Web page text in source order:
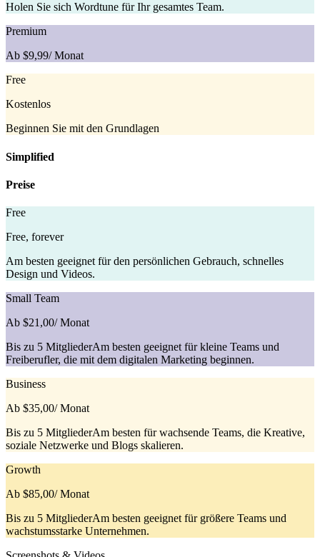
Holen Sie sich Wordtune für Ihr gesamtes Team.
Premium
Ab $9,99/ Monat
Free
Kostenlos
Beginnen Sie mit den Grundlagen
Simplified
Preise
Free
Free, forever
Am besten geeignet für den persönlichen Gebrauch, schnelles
Design und Videos.
Small Team
Ab $21,00/ Monat
Bis zu 5 MitgliederAm besten geeignet für kleine Teams und
Freiberufler, die mit dem digitalen Marketing beginnen.
Business
Ab $35,00/ Monat
Bis zu 5 MitgliederAm besten für wachsende Teams, die Kreative,
soziale Netzwerke und Blogs skalieren.
Growth
Ab $85,00/ Monat
Bis zu 5 MitgliederAm besten geeignet für größere Teams und
wachstumsstarke Unternehmen.